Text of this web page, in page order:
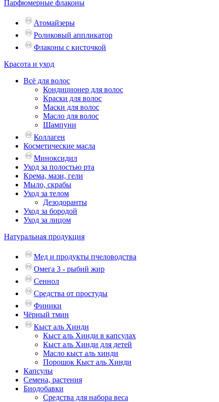
Парфюмерные флаконы
Атомайзеры
Роликовый аппликатор
Флаконы с кисточкой
Красота и уход
Всё для волос
Кондиционер для волос
Краски для волос
Маски для волос
Масло для волос
Шампуни
Коллаген
Косметические масла
Миноксидил
Уход за полостью рта
Крема, мази, гели
Мыло, скрабы
Уход за телом
Дезодоранты
Уход за бородой
Уход за лицом
Натуральная продукция
Мед и продукты пчеловодства
Омега 3 - рыбий жир
Сеннол
Средства от простуды
Финики
Чёрный тмин
Кыст аль Хинди
Кыст аль Хинди в капсулах
Кыст аль Хинди для детей
Масло кыст аль хинди
Порошок Кыст аль Хинди
Капсулы
Семена, растения
Биодобавки
Средства для набора веса